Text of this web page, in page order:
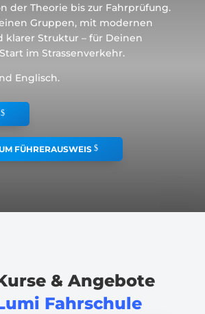
der Theorie bis zur Fahrprüfung.
Gruppen, mit modernen
klarer Struktur – für Deinen
im Strassenverkehr.
Englisch.
FÜHRERAUSWEIS
& Angebote
Fahrschule